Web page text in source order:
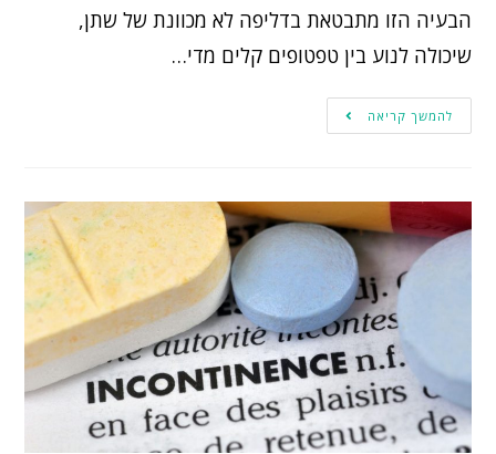
הבעיה הזו מתבטאת בדליפה לא מכוונת של שתן,
שיכולה לנוע בין טפטופים קלים מדי…
להמשך קריאה